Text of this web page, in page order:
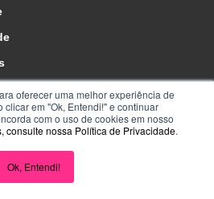
oferecer uma melhor experiência de
em "Ok, Entendi!" e continuar
com o uso de cookies em nosso
consulte nossa Política de Privacidade.
Ok, Entendi!
- Inscrição no PAT FA000025 - R.